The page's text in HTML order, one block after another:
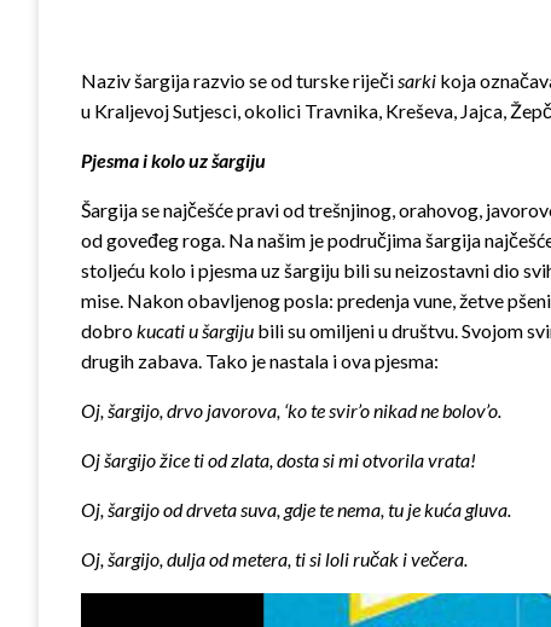
Naziv šargija razvio se od turske riječisarki koja
u Kraljevoj Sutjesci, okolici Travnika, Kreševa, Jajca,
Pjesma i kolo uz šargiju
Šargija se najčešće pravi od trešnjinog, orahovog,
od goveđeg roga. Na našim je po­dručjima šargija
stoljeću kolo i pjesma uz šargiju bili su neizostavni dio
mise. Nakon obavljenog posla: predenja vune, žetve
dobrokucati u šargiju bili su omiljeni u društvu. Svojom
drugih zabava. Tako je nastala i ova pjesma:
Oj, šargijo, drvo javorova, ‘ko te svir’o nikad ne bolov’o.
Oj šargijo žice ti od zlata, dosta simi otvorila vrata!
Oj, šargijo od drveta suva, gdje te nema, tu je kuća gluva.
Oj, šargijo, dulja od metera, ti si loli ručak i večera.